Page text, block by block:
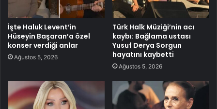
İşte Haluk Levent’in
Hüseyin Başaran’a özel
konser verdiği anlar
Ağustos 5, 2026
Türk Halk Müziği’nin acı
kaybı: Bağlama ustası
Yusuf Derya Sorgun
hayatını kaybetti
Ağustos 5, 2026